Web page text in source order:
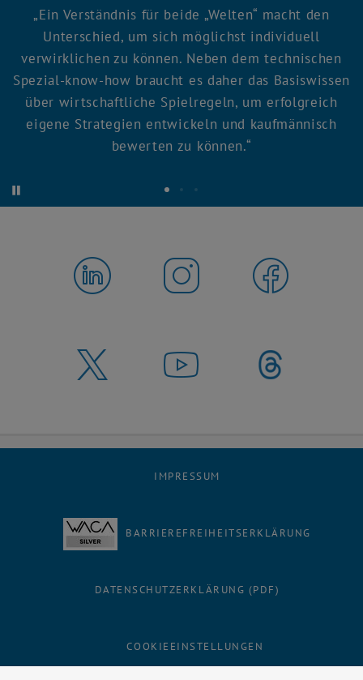
LinkedInYouTubeInstagram
Starte automatische Karusselrotation
Stoppe automatische Karusselrotation
Ein Verständnis für beide „Welten“ macht den
Unterschied, um sich möglichst individuell
verwirklichen zu können. Neben dem technischen
Spezial-know-how braucht es daher das Basiswissen
über wirtschaftliche Spielregeln, um erfolgreich
eigene Strategien entwickeln und kaufmännisch
bewerten zu können.
IMPRESSUM
BARRIEREFREIHEITSERKLÄRUNG
DATENSCHUTZERKLÄRUNG (PDF)
COOKIEEINSTELLUNGEN